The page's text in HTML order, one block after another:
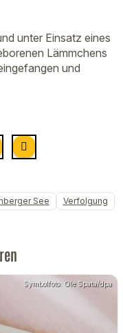
unter Einsatz eines
Lämmchens
und
See Verfolgung
Symbolfoto: Ole Spata/dpa